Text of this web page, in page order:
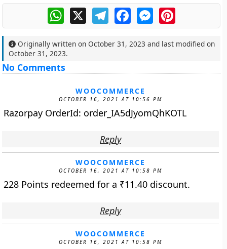
WhatsApp
X TelegramFacebookMessengerPinterest
Originally written onOctober 31, 2023 and last modified on
October 31, 2023.
No Comments
WOOCOMMERCE
OCTOBER 16, 2021 AT 10:56 PM
Razorpay OrderId: order_IA5dJyomQhKOTL
Reply
WOOCOMMERCE
OCTOBER 16, 2021 AT 10:58 PM
228 Points redeemed for a ₹11.40 discount.
Reply
WOOCOMMERCE
OCTOBER 16, 2021 AT 10:58 PM